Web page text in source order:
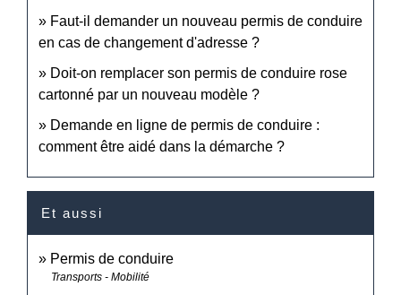
Faut-il demander un nouveau permis de conduire
en cas de changement d'adresse ?
Doit-on remplacer son permis de conduire rose
cartonné par un nouveau modèle ?
Demande en ligne de permis de conduire :
comment être aidé dans la démarche ?
Et aussi
Permis de conduire
Transports - Mobilité